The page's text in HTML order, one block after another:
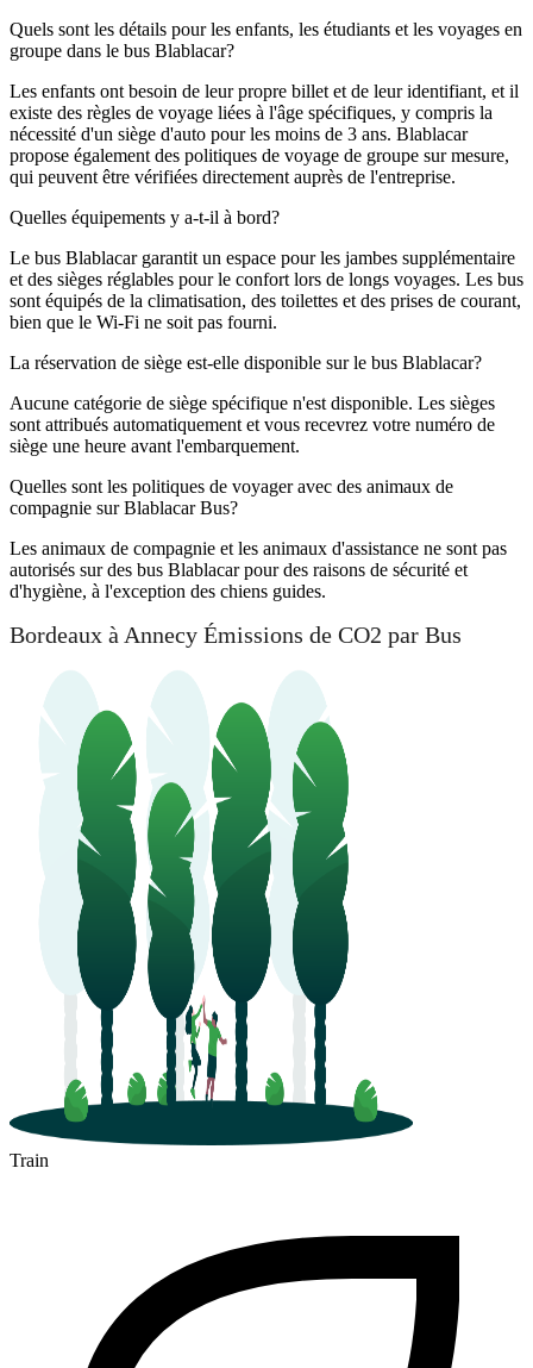
Quels sont les détails pour les enfants, les étudiants et les voyages en
groupe dans le bus Blablacar?
Les enfants ont besoin de leur propre billet et de leur identifiant, et il
existe des règles de voyage liées à l'âge spécifiques, y compris la
nécessité d'un siège d'auto pour les moins de 3 ans. Blablacar
propose également des politiques de voyage de groupe sur mesure,
qui peuvent être vérifiées directement auprès de l'entreprise.
Quelles équipements y a-t-il à bord?
Le bus Blablacar garantit un espace pour les jambes supplémentaire
et des sièges réglables pour le confort lors de longs voyages. Les bus
sont équipés de la climatisation, des toilettes et des prises de courant,
bien que le Wi-Fi ne soit pas fourni.
La réservation de siège est-elle disponible sur le bus Blablacar?
Aucune catégorie de siège spécifique n'est disponible. Les sièges
sont attribués automatiquement et vous recevrez votre numéro de
siège une heure avant l'embarquement.
Quelles sont les politiques de voyager avec des animaux de
compagnie sur Blablacar Bus?
Les animaux de compagnie et les animaux d'assistance ne sont pas
autorisés sur des bus Blablacar pour des raisons de sécurité et
d'hygiène, à l'exception des chiens guides.
Bordeaux à Annecy Émissions de CO2 par Bus
Train